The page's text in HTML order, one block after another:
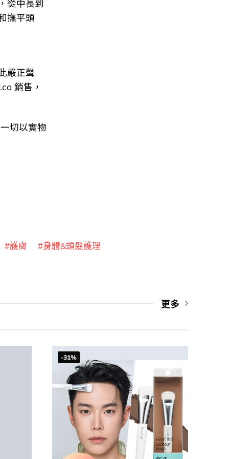
從中長到
撫平頭
嚴正聲
銷售，
切以實物
護膚
身體&頭髮護理
更多
-31%